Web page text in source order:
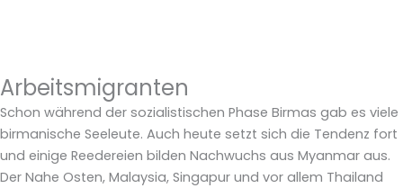
Arbeitsmigranten
Schon während der sozialistischen Phase Birmas gab es viele
birmanische Seeleute. Auch heute setzt sich die Tendenz fort
und einige Reedereien bilden Nachwuchs aus Myanmar aus.
Der Nahe Osten, Malaysia, Singapur und vor allem Thailand